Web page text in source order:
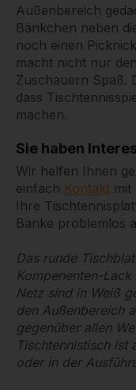
Außenbereich
Bänkchen neben
noch einen
macht nicht nur
Zuschauern Spaß.
dass
machen.
Sie haben
Wir helfen Ihnen
einfach Kontakt
Ihre
Bänke problemlos
Das runde
Kompenenten-
Netz sind in Weiß
den Außenbereich
gegenüber allen
Tischtennistisch ist
oder in der